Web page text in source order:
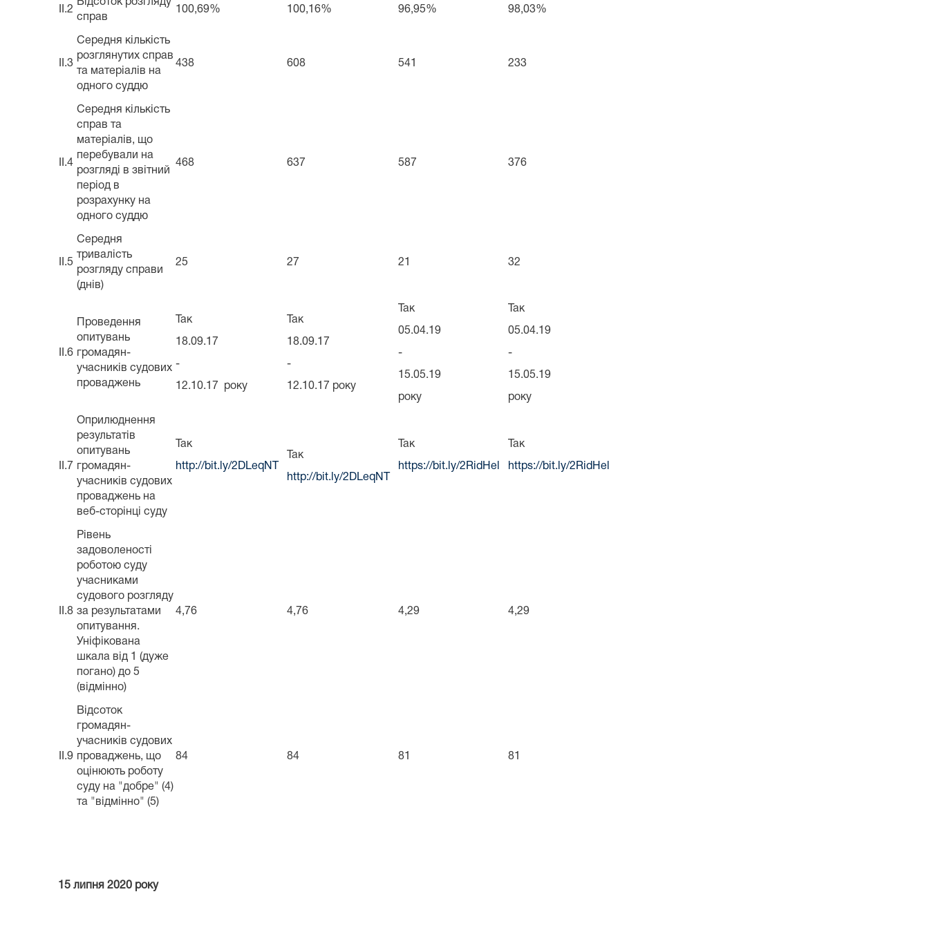
II.2
справ
100,69% 100,16% 96,95% 98,03%
II.3
Середня кількість
розглянутих справ
та матеріалів на
одного суддю
438 608 541 233
II.4
Середня кількість
справ та
матеріалів, що
перебували на
розгляді в звітний
період в
розрахунку на
одного суддю
468 637 587 376
II.5
Середня
тривалість
розгляду справи
(днів)
25 27 21 32
II.6
Проведення
опитувань
громадян-
учасників судових
проваджень
Так
18.09.17
-
12.10.17 року
Так
18.09.17
-
12.10.17 року
Так
05.04.19
-
15.05.19
року
Так
05.04.19
-
15.05.19
року
II.7
Оприлюднення
результатів
опитувань
громадян-
учасників судових
проваджень на
веб-сторінці суду
Так
http://bit.ly/2DLeqNT
Так
http://bit.ly/2DLeqNT
Так
https://bit.ly/2RidHel
Так
https://bit.ly/2RidHel
II.8
Рівень
задоволеності
роботою суду
учасниками
судового розгляду
за результатами
опитування.
Уніфікована
шкала від 1 (дуже
погано) до 5
(відмінно)
4,76 4,76 4,29 4,29
II.9
Відсоток
громадян-
учасників судових
проваджень, що
оцінюють роботу
суду на "добре" (4)
та "відмінно" (5)
84 84 81 81
15 липня 2020 року